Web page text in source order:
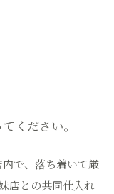
ください。
で、落ち着いて厳
店との共同仕入れ